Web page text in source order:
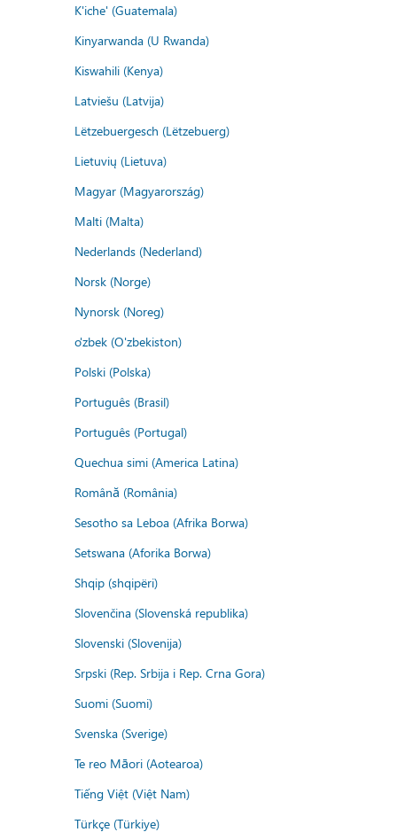
K'iche' (Guatemala)
Kinyarwanda (U Rwanda)
Kiswahili (Kenya)
Latviešu (Latvija)
Lëtzebuergesch (Lëtzebuerg)
Lietuvių (Lietuva)
Magyar (Magyarország)
Malti (Malta)
Nederlands (Nederland)
Norsk (Norge)
Nynorsk (Noreg)
o'zbek (O'zbekiston)
Polski (Polska)
Português (Brasil)
Português (Portugal)
Quechua simi (America Latina)
Română (România)
Sesotho sa Leboa (Afrika Borwa)
Setswana (Aforika Borwa)
Shqip (shqipëri)
Slovenčina (Slovenská republika)
Slovenski (Slovenija)
Srpski (Rep. Srbija i Rep. Crna Gora)
Suomi (Suomi)
Svenska (Sverige)
Te reo Māori (Aotearoa)
Tiếng Việt (Việt Nam)
Türkçe (Türkiye)